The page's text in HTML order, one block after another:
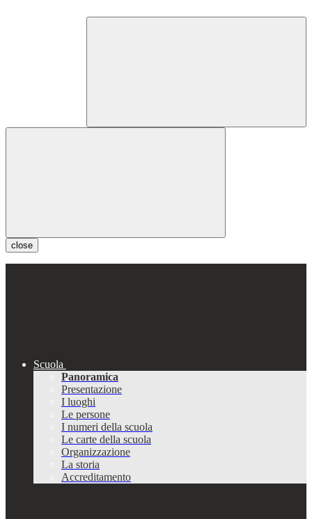
close
Scuola
Panoramica
Presentazione
I luoghi
Le persone
I numeri della scuola
Le carte della scuola
Organizzazione
La storia
Accreditamento